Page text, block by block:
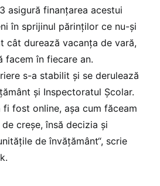
asigură finanțarea acestui
în sprijinul părinților ce nu-și
cât durează vacanța de vară,
facem în fiecare an.
s-a stabilit și se derulează
și Inspectoratul Școlar.
fost online, așa cum făceam
creșe, însă decizia și
de învățământ“, scrie